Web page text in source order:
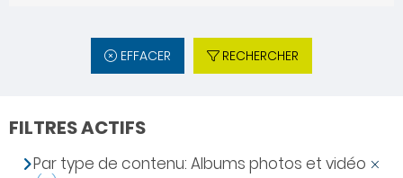
EFFACER RECHERCHER
FILTRES ACTIFS
Par type de contenu: Albums photos et vidéo